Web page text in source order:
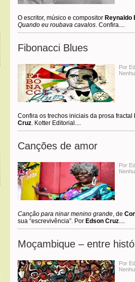
O escritor, músico e compositor Reynaldo
Quando eu roubava cavalos. Confira....
Fibonacci Blues
Por
Confira os trechos iniciais da prosa fractal
Cruz. Kotter Editorial....
Canções de amor
Por
Canção para ninar menino grande, de
sua “escrevivência”. Por Edson Cruz....
Moçambique – entre
Por